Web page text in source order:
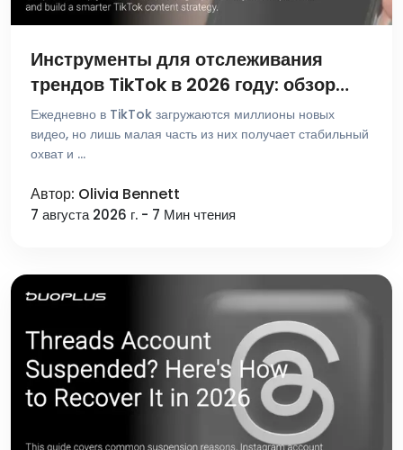
Инструменты для отслеживания
трендов TikTok в 2026 году: обзор
лучших платформ для поиска и
аналитики
Ежедневно в TikTok загружаются миллионы новых
видео, но лишь малая часть из них получает стабильный
охват и …
Автор: Olivia Bennett
7 августа 2026 г. - 7 Мин чтения